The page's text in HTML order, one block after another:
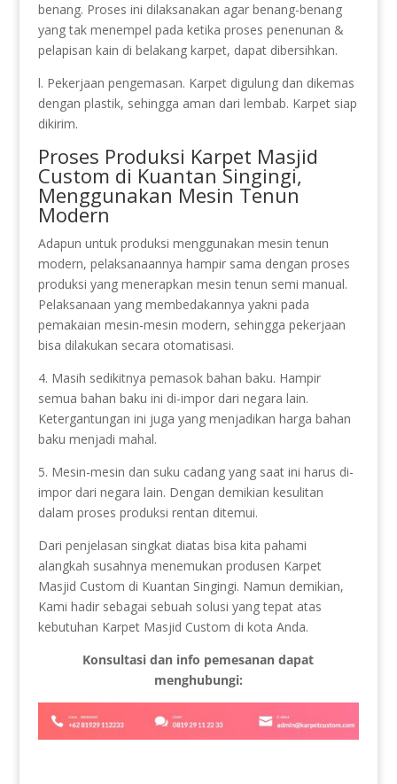
benang. Proses ini dilaksanakan agar benang-benang
yang tak menempel pada ketika proses penenunan &
pelapisan kain di belakang karpet, dapat dibersihkan.
l. Pekerjaan pengemasan. Karpet digulung dan dikemas
dengan plastik, sehingga aman dari lembab. Karpet siap
dikirim.
Proses Produksi Karpet Masjid
Custom di Kuantan Singingi,
Menggunakan Mesin Tenun
Modern
Adapun untuk produksi menggunakan mesin tenun
modern, pelaksanaannya hampir sama dengan proses
produksi yang menerapkan mesin tenun semi manual.
Pelaksanaan yang membedakannya yakni pada
pemakaian mesin-mesin modern, sehingga pekerjaan
bisa dilakukan secara otomatisasi.
4. Masih sedikitnya pemasok bahan baku. Hampir
semua bahan baku ini di-impor dari negara lain.
Ketergantungan ini juga yang menjadikan harga bahan
baku menjadi mahal.
5. Mesin-mesin dan suku cadang yang saat ini harus di-
impor dari negara lain. Dengan demikian kesulitan
dalam proses produksi rentan ditemui.
Dari penjelasan singkat diatas bisa kita pahami
alangkah susahnya menemukan produsen Karpet
Masjid Custom di Kuantan Singingi. Namun demikian,
Kami hadir sebagai sebuah solusi yang tepat atas
kebutuhan Karpet Masjid Custom di kota Anda.
Konsultasi dan info pemesanan dapat
menghubungi: